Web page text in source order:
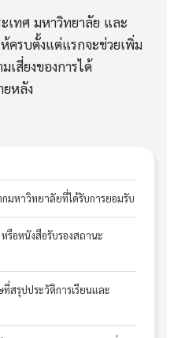
เทศ มหาวิทยาลัย และ
ครบตั้งแต่แรกจะช่วยเพิ่ม
เสี่ยงของการได้
หลัง
มหาวิทยาลัยที่ได้รับการยอมรับ
อหนังสือรับรองสถานะ
สรุปประวัติการเรียนและ